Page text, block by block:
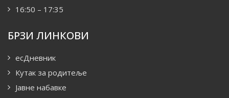
16:50 – 17:35
БРЗИ ЛИНКОВИ
есДневник
Кутак за родитеље
Јавне набавке